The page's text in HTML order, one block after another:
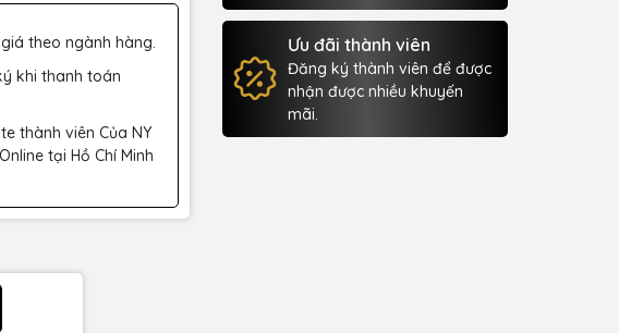
theo ngành hàng.
khi thanh toán
thành viên Của NY
tại Hồ Chí Minh
Ưu đãi thành viên
Đăng ký thành viên để được
nhận được nhiều khuyến
mãi.